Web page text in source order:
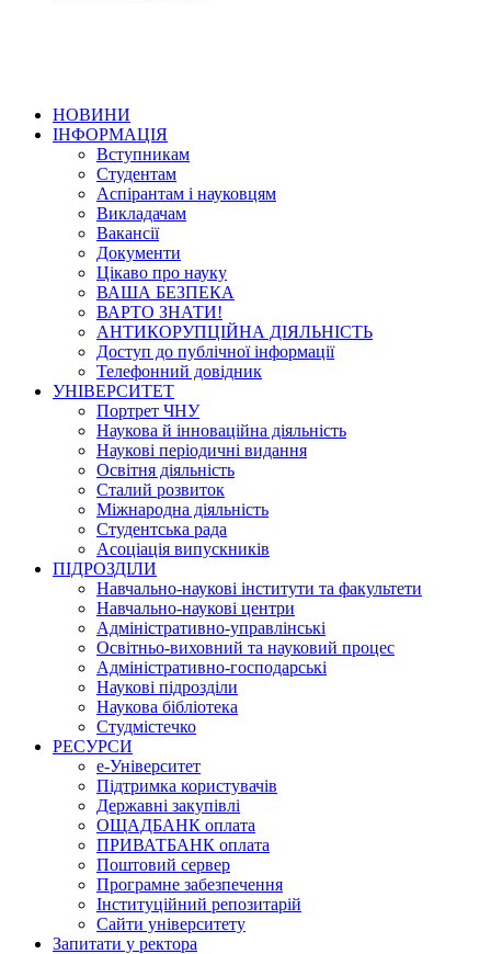
НОВИНИ
ІНФОРМАЦІЯ
Вступникам
Студентам
Аспірантам і науковцям
Викладачам
Вакансії
Документи
Цікаво про науку
ВАША БЕЗПЕКА
ВАРТО ЗНАТИ!
АНТИКОРУПЦІЙНА ДІЯЛЬНІСТЬ
Доступ до публічної інформації
Телефонний довідник
УНІВЕРСИТЕТ
Портрет ЧНУ
Наукова й інноваційна діяльність
Наукові періодичні видання
Освітня діяльність
Сталий розвиток
Міжнародна діяльність
Студентська рада
Асоціація випускників
ПІДРОЗДІЛИ
Навчально-наукові інститути та факультети
Навчально-наукові центри
Адміністративно-управлінські
Освітньо-виховний та науковий процес
Адміністративно-господарські
Наукові підрозділи
Наукова бібліотека
Студмістечко
РЕСУРСИ
е-Університет
Підтримка користувачів
Державні закупівлі
ОЩАДБАНК оплата
ПРИВАТБАНК оплата
Поштовий сервер
Програмне забезпечення
Інституційний репозитарій
Сайти університету
Запитати у ректора